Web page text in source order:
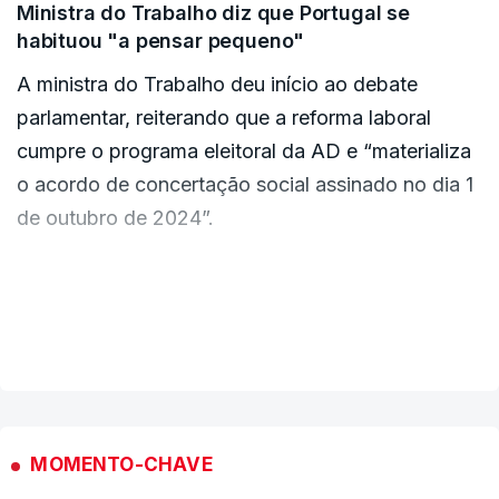
Ministra do Trabalho diz que Portugal se
habituou "a pensar pequeno"
A ministra do Trabalho deu início ao debate
parlamentar, reiterando que a reforma laboral
cumpre o programa eleitoral da AD e “materializa
o acordo de concertação social assinado no dia 1
de outubro de 2024”.
Eslovénia, Malta, Chipre, Lituânia, Estónia,
MOMENTO-CHAVE